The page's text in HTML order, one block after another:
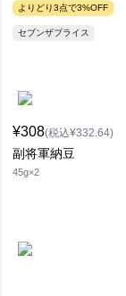
よりどり3点で3%OFF
セブンザプライス
¥308(税込¥332.64)
副将軍納豆
45g×2